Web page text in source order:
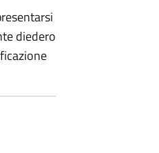
diedero